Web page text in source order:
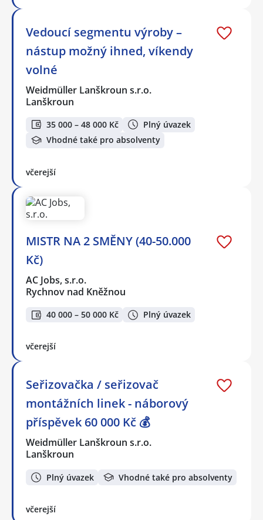
Vedoucí segmentu výroby –
nástup možný ihned, víkendy
volné
Weidmüller Lanškroun s.r.o.
Lanškroun
35 000 – 48 000 Kč
Plný úvazek
Vhodné také pro absolventy
včerejší
MISTR NA 2 SMĚNY (40-50.000
Kč)
AC Jobs, s.r.o.
Rychnov nad Kněžnou
40 000 – 50 000 Kč Plný úvazek
včerejší
Seřizovačka / seřizovač
montážních linek - náborový
příspěvek 60 000 Kč 💰
Weidmüller Lanškroun s.r.o.
Lanškroun
Plný úvazek Vhodné také pro absolventy
včerejší